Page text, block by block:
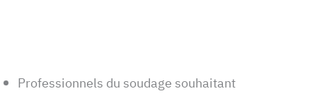
Professionnels du soudage souhaitant